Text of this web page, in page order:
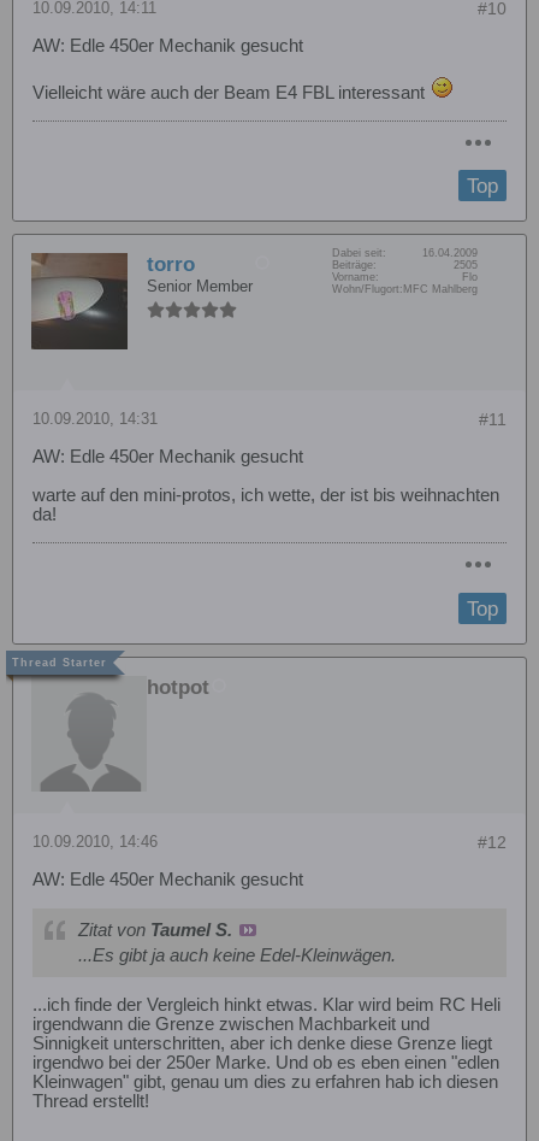
#10
10.09.2010, 14:11
AW: Edle 450er Mechanik gesucht
Vielleicht wäre auch der Beam E4 FBL interessant
Top
torro
Senior Member
Dabei seit:
16.04.2009
Beiträge:
2505
Vorname:
Flo
Wohn/Flugort: MFC Mahlberg
#11
10.09.2010, 14:31
AW: Edle 450er Mechanik gesucht
warte auf den mini-protos, ich wette, der ist bis weihnachten
da!
Top
hotpot
#12
10.09.2010, 14:46
AW: Edle 450er Mechanik gesucht
Zitat von Taumel S.
...Es gibt ja auch keine Edel-Kleinwägen.
...ich finde der Vergleich hinkt etwas. Klar wird beim RC Heli
irgendwann die Grenze zwischen Machbarkeit und
Sinnigkeit unterschritten, aber ich denke diese Grenze liegt
irgendwo bei der 250er Marke. Und ob es eben einen "edlen
Kleinwagen" gibt, genau um dies zu erfahren hab ich diesen
Thread erstellt!